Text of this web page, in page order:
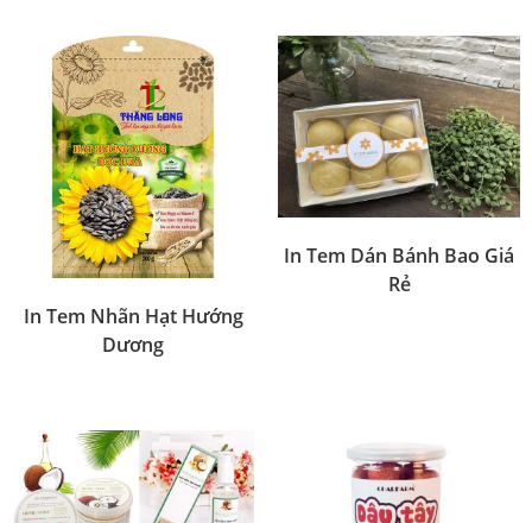
In Tem Nhãn Hạt Hướng
Dương
In Tem Dán Bánh Bao Giá
Rẻ